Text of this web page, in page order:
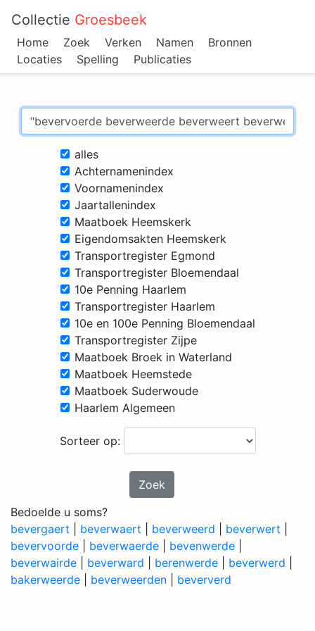
Collectie Groesbeek
Home Zoek Verken Namen
Bronnen
Locaties
Spelling Publicaties
alles
Achternamenindex
Voornamenindex
Jaartallenindex
Maatboek Heemskerk
Eigendomsakten Heemskerk
Transportregister Egmond
Transportregister Bloemendaal
10e Penning Haarlem
Transportregister Haarlem
10e en 100e Penning Bloemendaal
Transportregister Zijpe
Maatboek Broek in Waterland
Maatboek Heemstede
Maatboek Suderwoude
Haarlem Algemeen
Sorteer op:
Zoek
Bedoelde u soms?
bevergaert
beverwaert beverweerd beverwert
bevervoorde
beverwaerde bevenwerde
beverwairde
beverward berenwerde beverwerd
bakerweerde
beverweerden beververd